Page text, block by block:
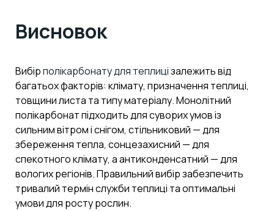
Висновок
Вибірполікарбонату для теплицізалежить від
багатьох факторів: клімату, призначення теплиці,
товщини листа та типу матеріалу. Монолітний
полікарбонат підходить для суворих умов із
сильним вітром і снігом, стільниковий — для
збереження тепла, сонцезахисний — для
спекотного клімату, а антиконденсатний — для
вологих регіонів. Правильний вибір забезпечить
тривалий термін служби теплиці та оптимальні
умови для росту рослин.